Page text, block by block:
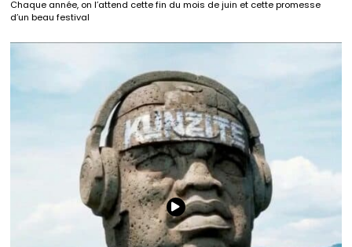
Chaque année, on l’attend cette fin du mois de juin et cette promesse
d’un beau festival